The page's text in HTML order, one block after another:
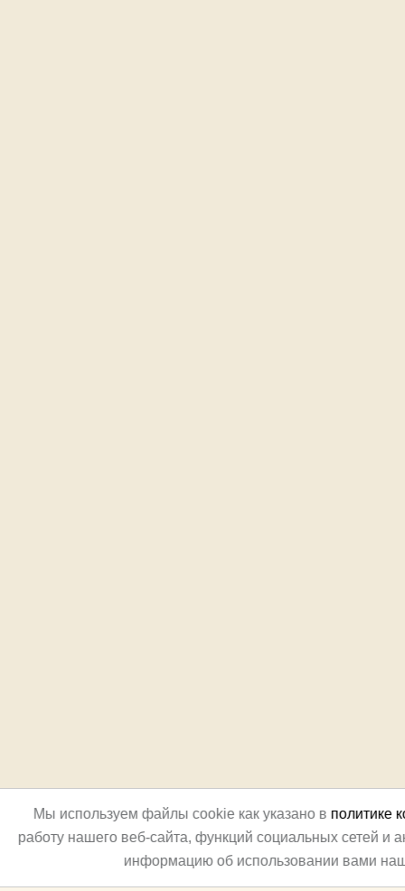
Мы используем файлы cookie как указано в политике
работу нашего веб-сайта, функций социальных сетей и
информацию об использовании вами